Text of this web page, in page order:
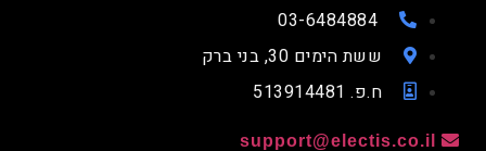
03-6484884
ששת הימים 30, בני ברק
ח.פ. 513914481
support@electis.co.il